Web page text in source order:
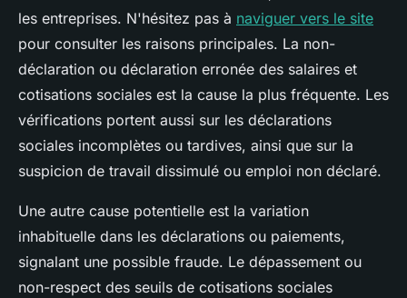
les entreprises. N'hésitez pas à naviguer vers le site
pour consulter les raisons principales. La non-
déclaration ou déclaration erronée des salaires et
cotisations sociales est la cause la plus fréquente. Les
vérifications portent aussi sur les déclarations
sociales incomplètes ou tardives, ainsi que sur la
suspicion de travail dissimulé ou emploi non déclaré.
Une autre cause potentielle est la variation
inhabituelle dans les déclarations ou paiements,
signalant une possible fraude. Le dépassement ou
non-respect des seuils de cotisations sociales